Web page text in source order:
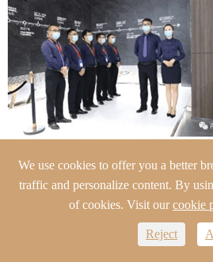
We use cookies to offer you a better
traffic and personalize content. By
of cookies. Visit ourcookie
Reject